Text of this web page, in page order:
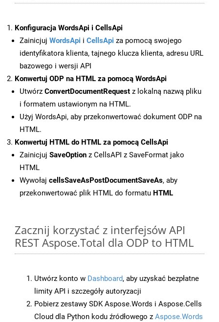
Konfiguracja WordsApi i CellsApi
Zainicjuj WordsApi i CellsApi za pomocą swojego
identyfikatora klienta, tajnego klucza klienta, adresu URL
bazowego i wersji API
Konwertuj ODP na HTML za pomocą WordsApi
Utwórz ConvertDocumentRequest z lokalną nazwą pliku
i formatem ustawionym na HTML.
Użyj WordsApi, aby przekonwertować dokument ODP na
HTML.
Konwertuj HTML do HTML za pomocą CellsApi
Zainicjuj SaveOption z CellsAPI z SaveFormat jako
HTML
Wywołaj cellsSaveAsPostDocumentSaveAs, aby
przekonwertować plik HTML do formatu HTML
Zacznij korzystać z interfejsów API
REST Aspose.Total dla ODP to HTML
Utwórz konto w Dashboard, aby uzyskać bezpłatne
limity API i szczegóły autoryzacji
Pobierz zestawy SDK Aspose.Words i Aspose.Cells
Cloud dla Python kodu źródłowego z Aspose.Words